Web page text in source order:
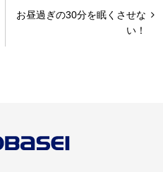
お昼過ぎの30分を眠くさせな
い！